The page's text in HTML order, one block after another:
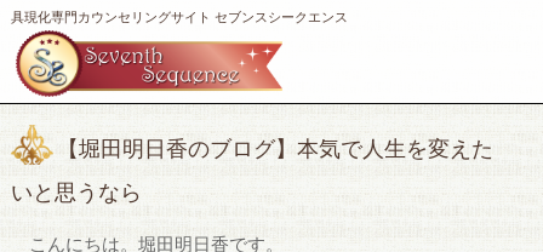
具現化専門カウンセリングサイト セブンスシークエンス
【堀田明日香のブログ】本気で人生を変えた
いと思うなら
こんにちは。堀田明日香です。